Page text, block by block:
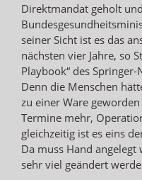
Direktmandat geholt
seiner Sicht ist es das
nächsten vier Jahre, so
Playbook“ des
Denn die Menschen
zu einer Ware
Termine mehr,
gleichzeitig ist es eins
Da muss Hand
sehr viel geändert